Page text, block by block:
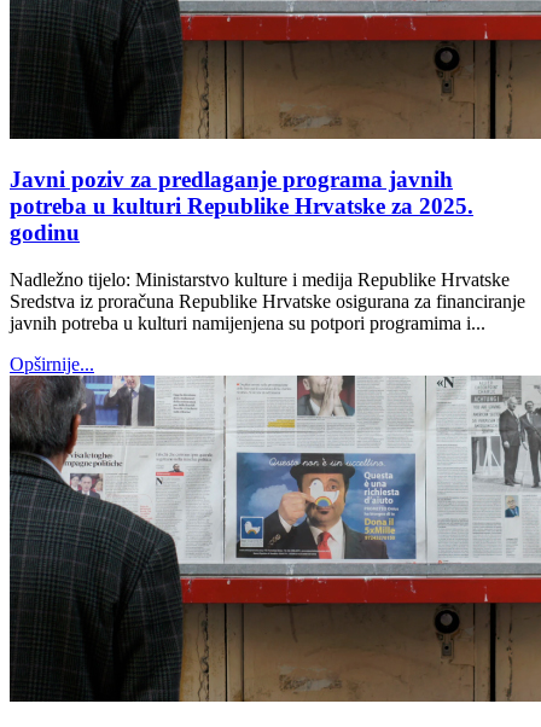
Javni poziv za predlaganje programa javnih
potreba u kulturi Republike Hrvatske za 2025.
godinu
Nadležno tijelo: Ministarstvo kulture i medija Republike Hrvatske
Sredstva iz proračuna Republike Hrvatske osigurana za financiranje
javnih potreba u kulturi namijenjena su potpori programima i...
Opširnije...